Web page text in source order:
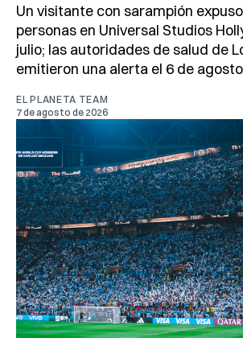
Un visitante con sarampión
personas en Universal Studios
julio; las autoridades de salud de
emitieron una alerta el 6 de
EL PLANETA TEAM
7 de agosto de 2026